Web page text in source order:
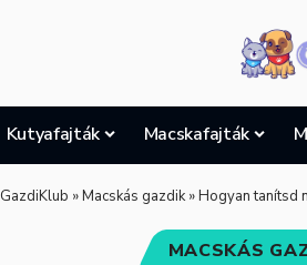
Kutyafajták Macskafajták
GazdiKlub »Macskás gazdik»Hogyan tanítsd
MACSKÁS